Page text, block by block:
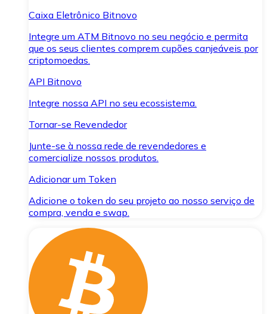
Caixa Eletrônico Bitnovo
Integre um ATM Bitnovo no seu negócio e permita
que os seus clientes comprem cupões canjeáveis por
criptomoedas.
API Bitnovo
Integre nossa API no seu ecossistema.
Tornar-se Revendedor
Junte-se à nossa rede de revendedores e
comercialize nossos produtos.
Adicionar um Token
Adicione o token do seu projeto ao nosso serviço de
compra, venda e swap.